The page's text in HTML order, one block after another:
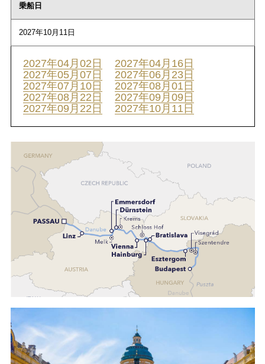
乗船日
2027年10月11日
2027年04月02日
2027年04月16日
2027年05月07日
2027年06月23日
2027年07月10日
2027年08月01日
2027年08月22日
2027年09月09日
2027年09月22日
2027年10月11日